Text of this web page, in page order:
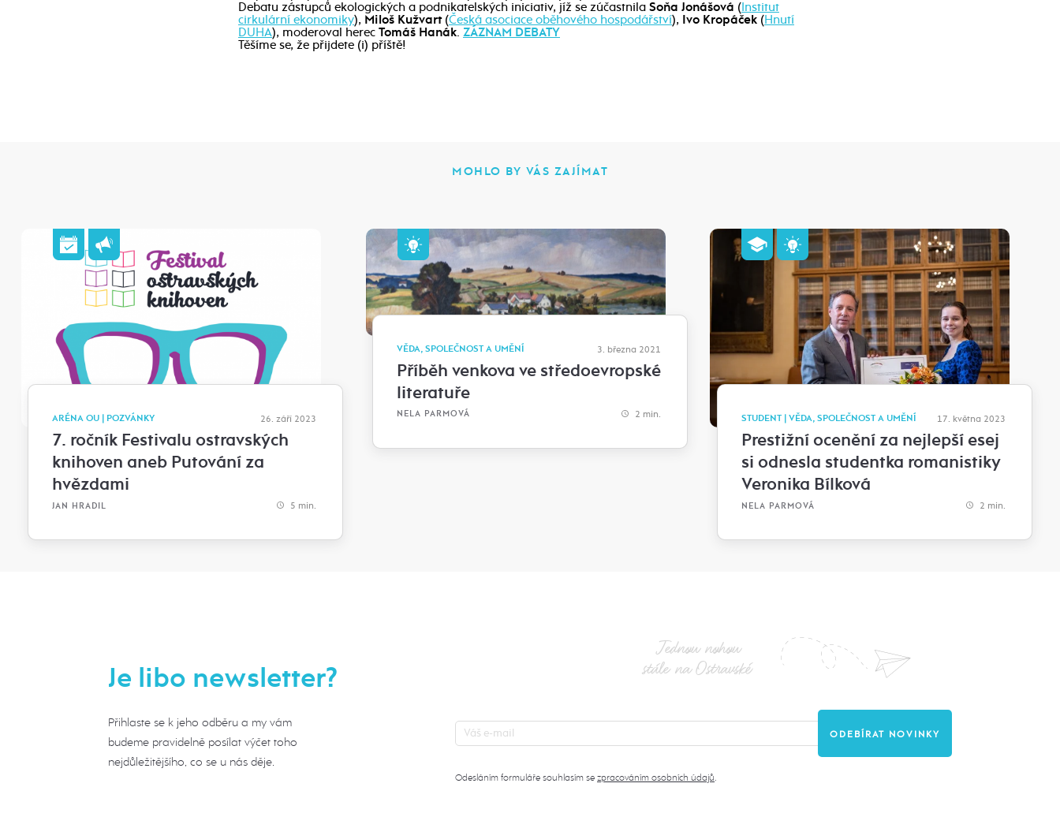
Debatu zástupců ekologických a podnikatelských iniciativ, jíž se zúčastnila Soňa Jonášová (Institut
cirkulární ekonomiky), Miloš Kužvart(Česká asociace oběhového hospodářství), Ivo Kropáček (Hnutí
DUHA), moderoval herec Tomáš Hanák. ZÁZNAM DEBATY
Těšíme se, že přijdete (i) příště!
MOHLO BY VÁS ZAJÍMAT
ARÉNA OU | POZVÁNKY 26. září 2023
7. ročník Festivalu ostravských
knihoven aneb Putování za
hvězdami
JAN HRADIL 5 min.
VĚDA, SPOLEČNOST A UMĚNÍ 3. března 2021
Příběh venkova ve středoevropské
literatuře
NELA PARMOVÁ 2 min. STUDENT | VĚDA, SPOLEČNOST A UMĚNÍ 17. května 2023
Prestižní ocenění za nejlepší esej
si odnesla studentka romanistiky
Veronika Bílková
NELA PARMOVÁ 2 min.
Je libo newsletter?
Přihlaste se k jeho odběru a my vám
budeme pravidelně posílat výčet toho
nejdůležitějšího, co se u nás děje.
Jednou nohou
stále na Ostravské
Odesláním formuláře souhlasím se zpracováním osobních údajů.